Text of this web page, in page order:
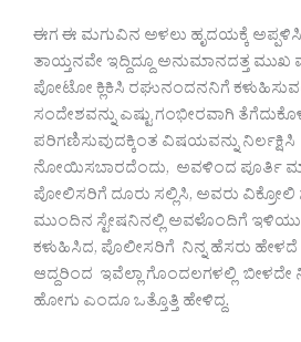
ಈಗ ಈ ಮಗುವಿನ ಅಳಲು ಹೃದಯಕ್ಕೆ
ತಾಯ್ತನವೇ ಇದ್ದಿದ್ದೂ ಅನುಮಾನದತ್ತ
ಪೋಟೋ ಕ್ಲಿಕಿಸಿ ರಘುನಂದನನಿಗೆ
ಸಂದೇಶವನ್ನು ಎಷ್ಟು ಗಂಭೀರವಾಗಿ
ಪರಿಗಣಿಸುವುದಕ್ಕಿಂತ ವಿಷಯವನ್ನು ನಿರ್ಲಕ್ಷಿಸಿ
ನೋಯಿಸಬಾರದೆಂದು, ಅವಳಿಂದ ಪೂರ್ತಿ
ಪೋಲಿಸರಿಗೆ ದೂರು ಸಲ್ಲಿಸಿ, ಅವರು ವಿಕ್ರೋಲಿ
ಮುಂದಿನ ಸ್ಟೇಷನಿನಲ್ಲಿ ಅವಳೊಂದಿಗೆ
ಕಳುಹಿಸಿದ, ಪೊಲೀಸರಿಗೆ ನಿನ್ನ ಹೆಸರು ಹೇಳದೆ
ಆದ್ದರಿಂದ ಇವೆಲ್ಲಾ ಗೊಂದಲಗಳಲ್ಲಿ ಬೀಳದೇ
ಹೋಗು ಎಂದೂ ಒತ್ತೊತ್ತಿ ಹೇಳಿದ್ದ.